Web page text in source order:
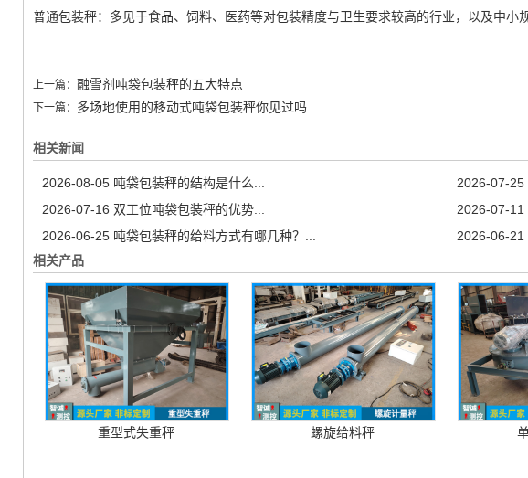
普通包装秤：多见于食品、饲料、医药等对包装精度与卫生要求较高的行业，以及中小
上一篇： 融雪剂吨袋包装秤的五大特点
下一篇： 多场地使用的移动式吨袋包装秤你见过吗
相关新闻
2026-08-05 吨袋包装秤的结构是什么... 2026-07-25
2026-07-16 双工位吨袋包装秤的优势... 2026-07-11
2026-06-25 吨袋包装秤的给料方式有哪几种？... 2026-06-21
相关产品
重型式失重秤 螺旋给料秤